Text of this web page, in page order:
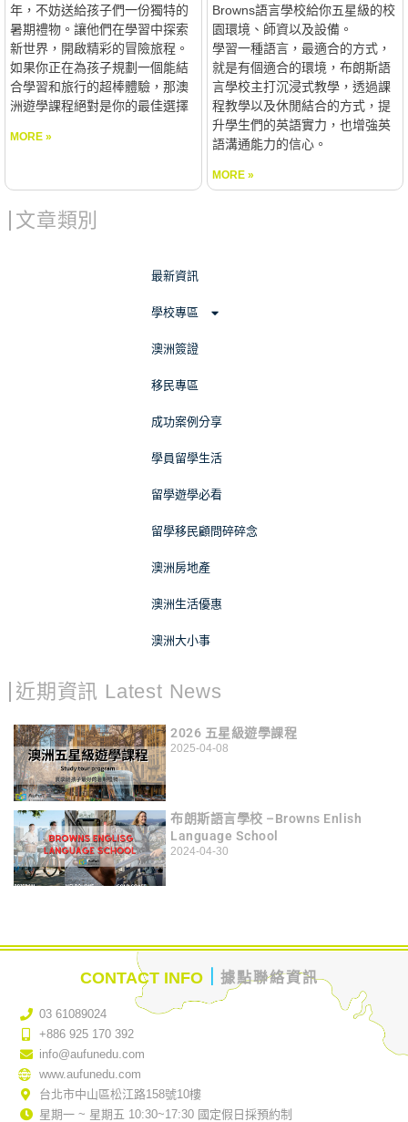
年，不妨送給孩子們一份獨特的
暑期禮物。讓他們在學習中探索
新世界，開啟精彩的冒險旅程。
如果你正在為孩子規劃一個能結
合學習和旅行的超棒體驗，那澳
洲遊學課程絕對是你的最佳選擇
MORE »
Browns語言學校給你五星級的校
園環境、師資以及設備。
學習一種語言，最適合的方式，
就是有個適合的環境，布朗斯語
言學校主打沉浸式教學，透過課
程教學以及休閒結合的方式，提
升學生們的英語實力，也增強英
語溝通能力的信心。
MORE »
文章類別
最新資訊
學校專區
澳洲簽證
移民專區
成功案例分享
學員留學生活
留學遊學必看
留學移民顧問碎碎念
澳洲房地產
澳洲生活優惠
澳洲大小事
近期資訊 Latest News
2026 五星級遊學課程
2025-04-08
布朗斯語言學校 –Browns Enlish
Language School
2024-04-30
CONTACT INFO 據點聯絡資訊
03 61089024
+886 925 170 392
info@aufunedu.com
www.aufunedu.com
台北市中山區松江路158號10樓
星期一 ~ 星期五 10:30~17:30 國定假日採預約制